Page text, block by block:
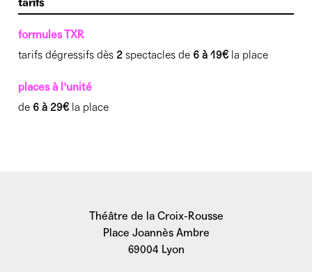
formules TXR
tarifs dégressifs dès 2 spectacles de 6 à 19€la place
places à l'unité
de 6 à 29€la place
Théâtre de la Croix-Rousse
Place Joannès Ambre
69004 Lyon